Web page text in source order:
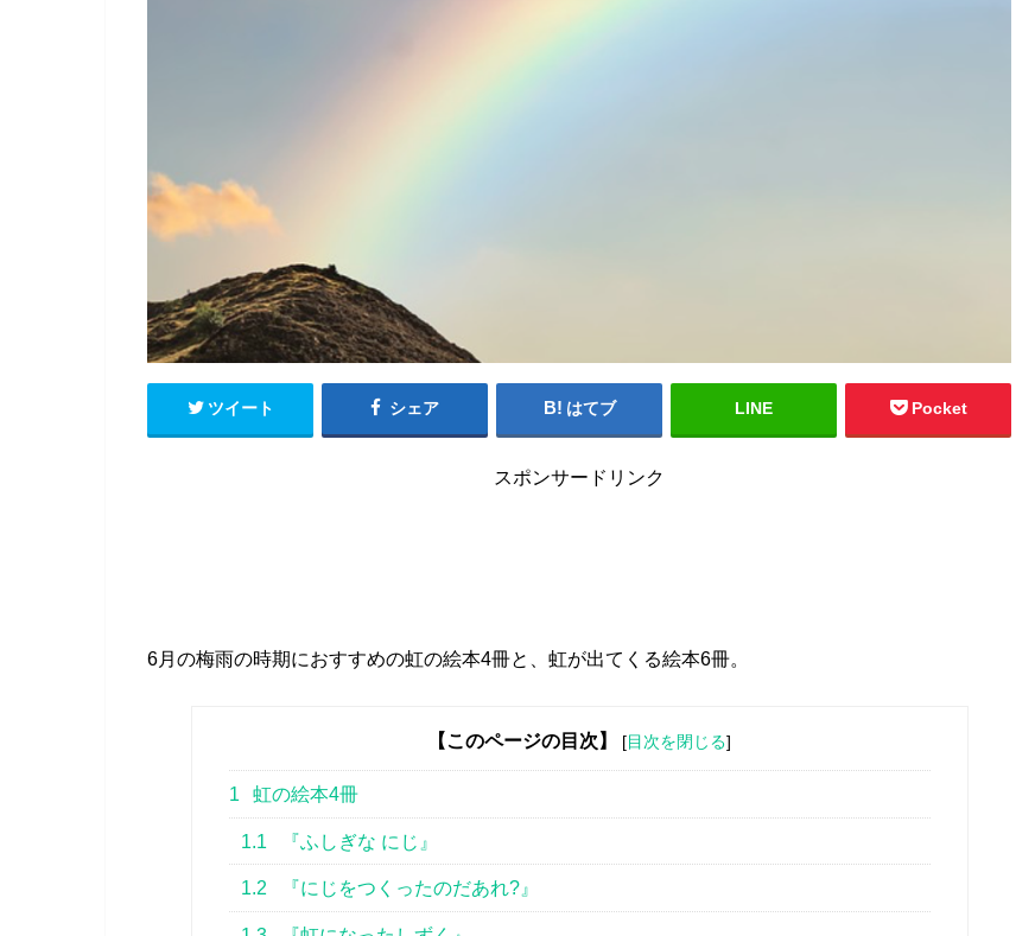
ツイート シェア はてブ LINE Pocket
スポンサードリンク
6月の梅雨の時期におすすめの虹の絵本4冊と、虹が出てくる絵本6冊。
【このページの目次】 [目次を閉じる]
1 虹の絵本4冊
1.1 『ふしぎな にじ』
1.2 『にじをつくったのだあれ?』